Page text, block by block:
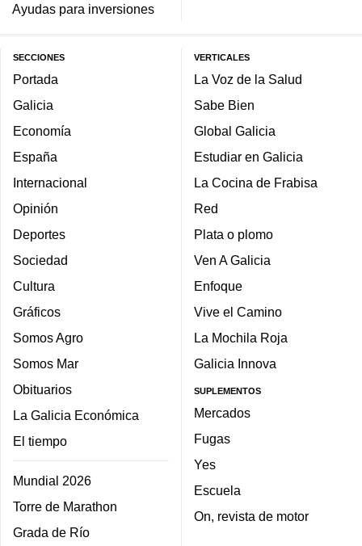
Ayudas para inversiones
SECCIONES
Portada
Galicia
Economía
España
Internacional
Opinión
Deportes
Sociedad
Cultura
Gráficos
Somos Agro
Somos Mar
Obituarios
La Galicia Económica
El tiempo
Mundial 2026
Torre de Marathon
Grada de Río
VERTICALES
La Voz de la Salud
Sabe Bien
Global Galicia
Estudiar en Galicia
La Cocina de Frabisa
Red
Plata o plomo
Ven A Galicia
Enfoque
Vive el Camino
La Mochila Roja
Galicia Innova
SUPLEMENTOS
Mercados
Fugas
Yes
Escuela
On, revista de motor